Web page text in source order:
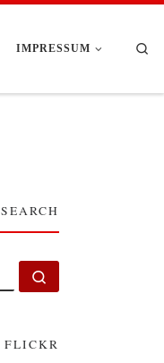
IMPRESSUM
SEARCH
SUCHE
FLICKR